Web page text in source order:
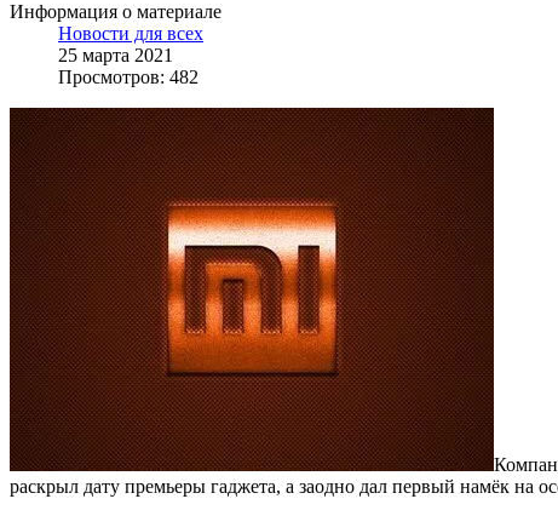
Информация о материале
Новости для всех
25 марта 2021
Просмотров: 482
раскрыл дату премьеры гаджета, а заодно дал первый намёк на